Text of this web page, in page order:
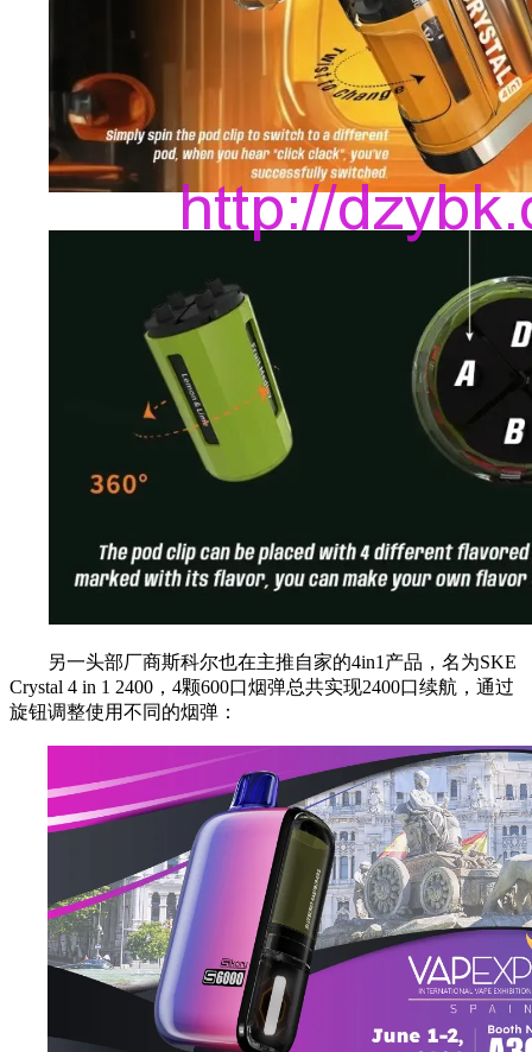
另一头部厂商斯科尔也在主推自家的4in1产品，名为SKE
Crystal 4 in 1 2400，4颗600口烟弹总共实现2400口续航，通过
旋钮调整使用不同的烟弹：